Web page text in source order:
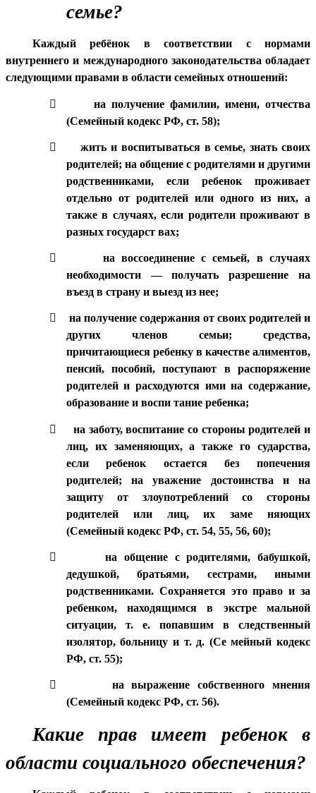
семье?
Каждый ребёнок в соответствии с нормами
внутреннего и международного законодательства обладает
следующими правами в области семейных отношений:

на получение фамилии, имени, отчества
(Семейный кодекс РФ, ст. 58);

жить и воспитываться в семье, знать своих
родителей; на общение с родителями и другими
родственниками, если ребенок проживает
отдельно от родителей или одного из них, а
также в случаях, если родители проживают в
разных государст вах;

на воссоединение с семьей, в случаях
необходимости — получать разрешение на
въезд в страну и выезд из нее;

на получение содержания от своих родителей и
других членов семьи; средства,
причитающиеся ребенку в качестве алиментов,
пенсий, пособий, поступают в распоряжение
родителей и расходуются ими на содержание,
образование и воспи тание ребенка;

на заботу, воспитание со стороны родителей и
лиц, их заменяющих, а также го сударства,
если ребенок остается без попечения
родителей; на уважение достоинства и на
защиту от злоупотреблений со стороны
родителей или лиц, их заме няющих
(Семейный кодекс РФ, ст. 54, 55, 56, 60);

на общение с родителями, бабушкой,
дедушкой, братьями, сестрами, иными
родственниками. Сохраняется это право и за
ребенком, находящимся в экстре мальной
ситуации, т. е. попавшим в следственный
изолятор, больницу и т. д. (Се мейный кодекс
РФ, ст. 55);

на выражение собственного мнения
(Семейный кодекс РФ, ст. 56).
Какие прав имеет ребенок в
области социального обеспечения?